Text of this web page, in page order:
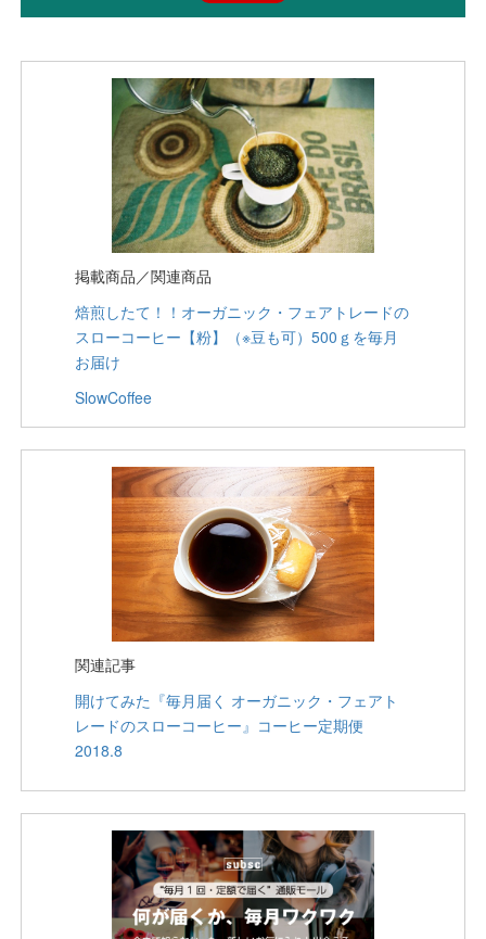
掲載商品／関連商品
焙煎したて！！オーガニック・フェアトレードの
スローコーヒー【粉】（※豆も可）500ｇを毎月
お届け
SlowCoffee
関連記事
開けてみた『毎月届く オーガニック・フェアト
レードのスローコーヒー』コーヒー定期便
2018.8